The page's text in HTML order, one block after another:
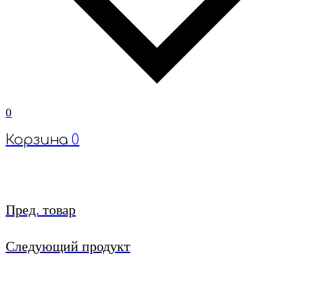
0
Корзина 0
Пред. товар
Следующий продукт